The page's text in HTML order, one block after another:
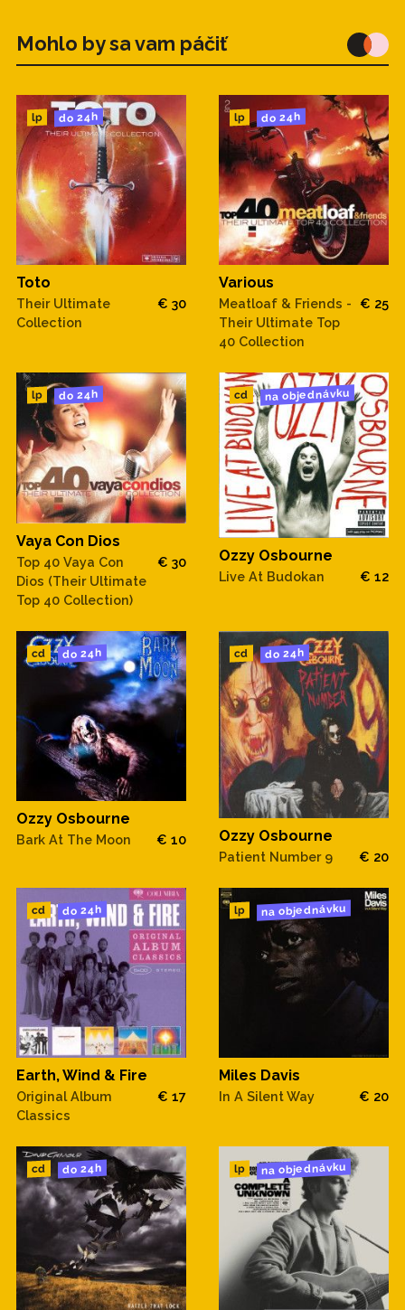
Mohlo by sa vam páčiť
lp do 24h
Toto
Their Ultimate
Collection
€ 30
lp do 24h
Various
Meatloaf & Friends -
Their Ultimate Top
40 Collection
€ 25
lp do 24h
Vaya Con Dios
Top 40 Vaya Con
Dios (Their Ultimate
Top 40 Collection)
€ 30
cd na objednávku
Ozzy Osbourne
Live At Budokan € 12
cd do 24h
Ozzy Osbourne
Bark At The Moon € 10
cd do 24h
Ozzy Osbourne
Patient Number 9 € 20
cd do 24h
Earth, Wind & Fire
Original Album
Classics
€ 17
lp na objednávku
Miles Davis
In A Silent Way € 20
cd do 24h lp na objednávku